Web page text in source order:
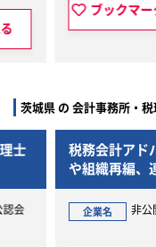
する 求人詳細を見
茨城県 の 会計事務所・
会計アドバイザリー／
織再編、連結納税対応
企業名 非公開